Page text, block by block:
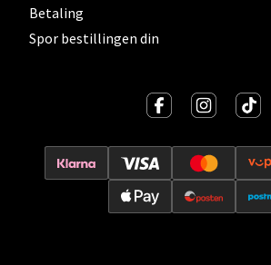
Betaling
Spor bestillingen din
0 i butikk
Strømmen - Thon
Støperivn. 5, 2010 Strømmen